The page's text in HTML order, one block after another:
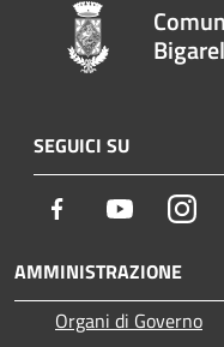
SEGUICI SU
Facebook Youtube
AMMINISTRAZIONE
Organi di Governo